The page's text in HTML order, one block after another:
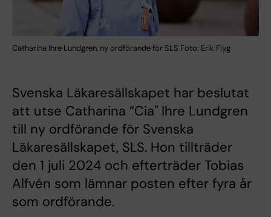
Catharina Ihre Lundgren, ny ordförande för SLS Foto: Erik Flyg
Svenska Läkaresällskapet har beslutat
att utse Catharina ”Cia" Ihre Lundgren
till ny ordförande för Svenska
Läkaresällskapet, SLS. Hon tillträder
den 1 juli 2024 och efterträder Tobias
Alfvén som lämnar posten efter fyra år
som ordförande.